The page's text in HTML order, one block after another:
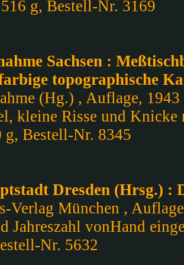
g, Bestell-Nr. 3169
Sachsen :
topographische
(Hg.) , Auflage,
kleine Risse und
g, Bestell-Nr. 8345
Dresden (Hrsg.) :
Verlag München ,
Jahreszahl vonHand
Nr. 5632